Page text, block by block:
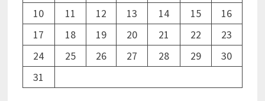
10
11 12 13 14 15
16
17
18 19 20 21 22
23
24
25 26 27 28 29
30
31